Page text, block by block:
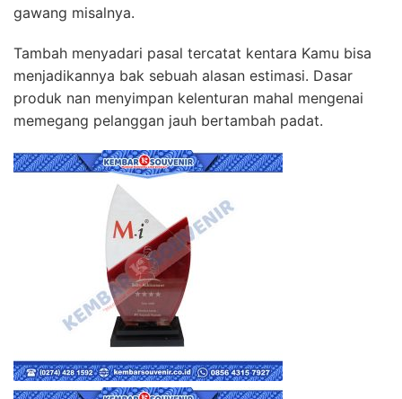
gawang misalnya.
Tambah menyadari pasal tercatat kentara Kamu bisa
menjadikannya bak sebuah alasan estimasi. Dasar
produk nan menyimpan kelenturan mahal mengenai
memegang pelanggan jauh bertambah padat.